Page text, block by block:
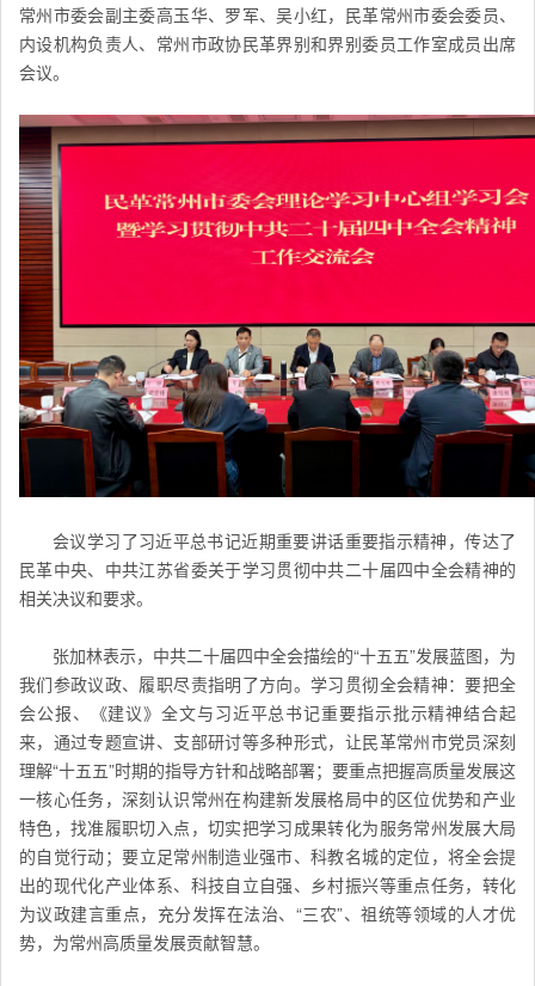
常州市委会副主委高玉华、罗军、吴小红， 民革常州市委会委员、
内设机构负责人、 常州市政协民革界别和界别委员工作室成员出席
会议。
会议学习了习近平总书记近期重要讲话重要指示精神，传达了
民革中央、中共江苏省委关于学习贯彻中共二十届四中全会精神的
相关决议和要求。
张加林表示，中共二十届四中全会描绘的“十五五”发展蓝图，为
我们参政议政、履职尽责指明了方向。学习贯彻全会精神：要把全
会公报、《建议》全文与习近平总书记重要指示批示精神结合起
来，通过专题宣讲、支部研讨等多种形式，让民革常州市党员深刻
理解“十五五”时期的指导方针和战略部署；要重点把握高质量发展这
一核心任务，深刻认识常州在构建新发展格局中的区位优势和产业
特色，找准履职切入点，切实把学习成果转化为服务常州发展大局
的自觉行动；要立足常州制造业强市、科教名城的定位，将全会提
出的现代化产业体系、科技自立自强、乡村振兴等重点任务，转化
为议政建言重点，充分发挥在法治、“三农”、祖统等领域的人才优
势，为常州高质量发展贡献智慧。